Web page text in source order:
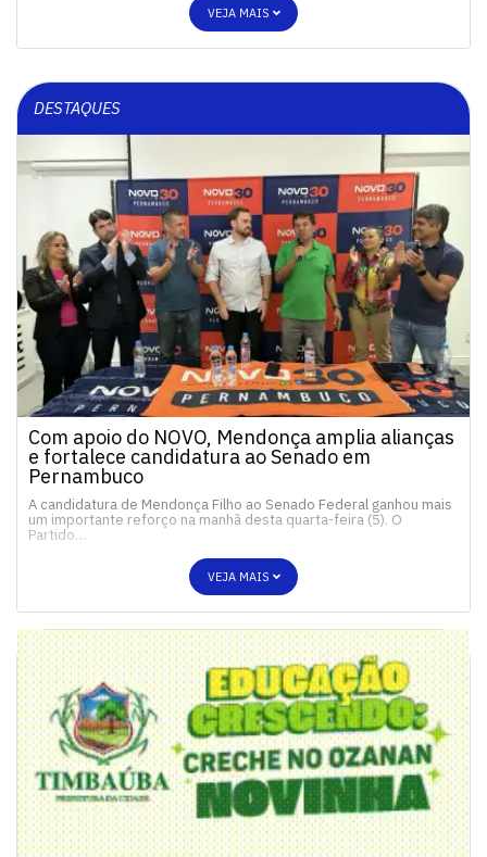
VEJA MAIS
DESTAQUES
Com apoio do NOVO, Mendonça amplia alianças
e fortalece candidatura ao Senado em
Pernambuco
A candidatura de Mendonça Filho ao Senado Federal ganhou mais
um importante reforço na manhã desta quarta-feira (5). O
Partido…
VEJA MAIS